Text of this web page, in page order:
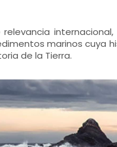
internacional,
marinos cuya
de la Tierra.